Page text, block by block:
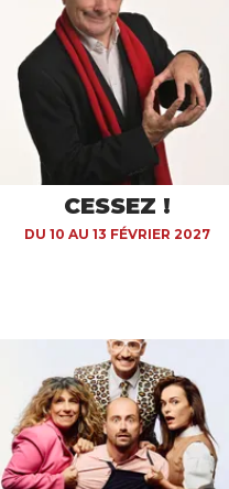
CESSEZ !
DU 10 AU 13 FÉVRIER 2027